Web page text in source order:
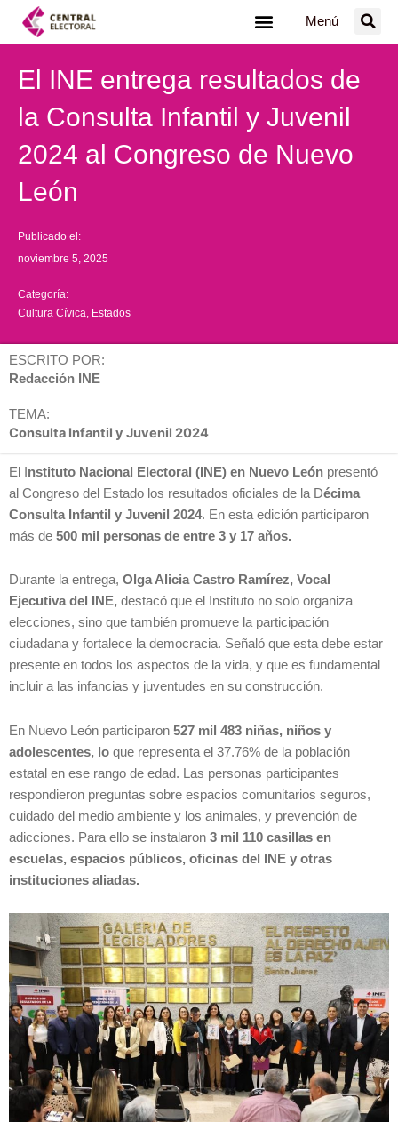
Menú
El INE entrega resultados de
la Consulta Infantil y Juvenil
2024 al Congreso de Nuevo
León
Publicado el:
noviembre 5, 2025
Categoría:
Cultura Cívica Estados
ESCRITO POR:
Redacción INE
TEMA:
Consulta Infantil y Juvenil 2024
El Instituto Nacional Electoral (INE) en Nuevo León presentó
al Congreso del Estado los resultados oficiales de la Décima
Consulta Infantil y Juvenil 2024. En esta edición participaron
más de 500 mil personas de entre 3 y 17 años.
Durante la entrega, Olga Alicia Castro Ramírez, Vocal
Ejecutiva del INE, destacó que el Instituto no solo organiza
elecciones, sino que también promueve la participación
ciudadana y fortalece la democracia. Señaló que esta debe estar
presente en todos los aspectos de la vida, y que es fundamental
incluir a las infancias y juventudes en su construcción.
En Nuevo León participaron 527 mil 483 niñas, niños y
adolescentes, lo que representa el 37.76% de la población
estatal en ese rango de edad. Las personas participantes
respondieron preguntas sobre espacios comunitarios seguros,
cuidado del medio ambiente y los animales, y prevención de
adicciones. Para ello se instalaron 3 mil 110 casillas en
escuelas, espacios públicos, oficinas del INE y otras
instituciones aliadas.